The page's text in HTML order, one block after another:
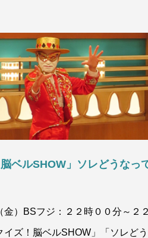
脳ベルSHOW」ソレどうなっ
）BSフジ：２２時００分～２
イズ！脳ベルSHOW」「ソレど